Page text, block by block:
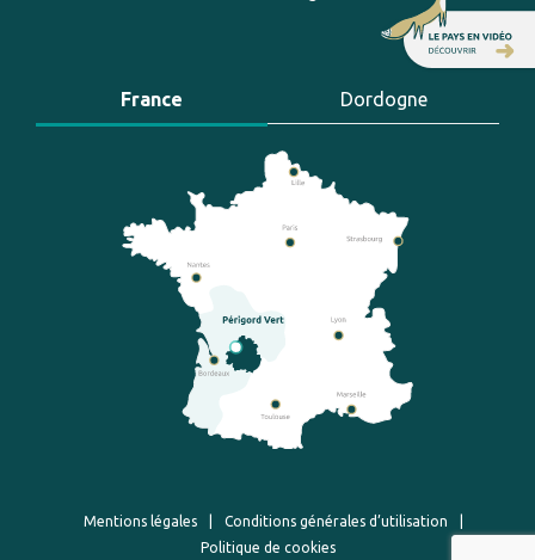
France Dordogne
Mentions légales Conditions générales d’utilisation
Politique de cookies